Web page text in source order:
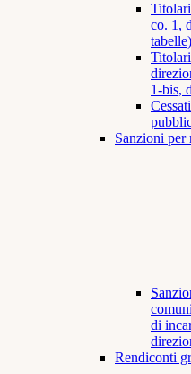
co. 1,
tabelle)
1-bis,
Sanzioni per
di
Rendiconti